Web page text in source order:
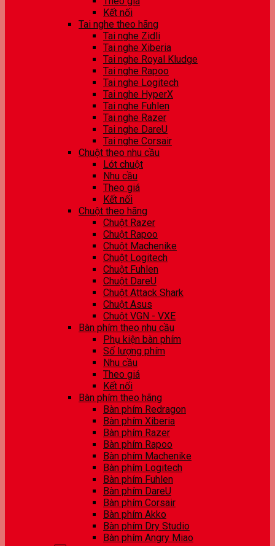
Kết nối
Tai nghe theo hãng
Tai nghe Zidli
Tai nghe Xiberia
Tai nghe Royal Kludge
Tai nghe Rapoo
Tai nghe Logitech
Tai nghe HyperX
Tai nghe Fuhlen
Tai nghe Razer
Tai nghe DareU
Tai nghe Corsair
Chuột theo nhu cầu
Lót chuột
Nhu cầu
Theo giá
Kết nối
Chuột theo hãng
Chuột Razer
Chuột Rapoo
Chuột Machenike
Chuột Logitech
Chuột Fuhlen
Chuột DareU
Chuột Attack Shark
Chuột Asus
Chuột VGN - VXE
Bàn phím theo nhu cầu
Phụ kiện bàn phím
Số lượng phím
Nhu cầu
Theo giá
Kết nối
Bàn phím theo hãng
Bàn phím Redragon
Bàn phím Xiberia
Bàn phím Razer
Bàn phím Rapoo
Bàn phím Machenike
Bàn phím Logitech
Bàn phím Fuhlen
Bàn phím DareU
Bàn phím Corsair
Bàn phím Akko
Bàn phím Dry Studio
Bàn phím Angry Miao